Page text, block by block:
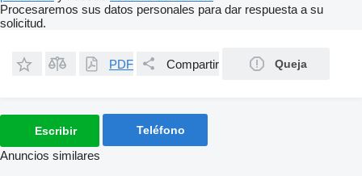
Procesaremos sus datos personales para dar respuesta a su
solicitud.
PDF Compartir Queja
Escribir Teléfono
Anuncios similares